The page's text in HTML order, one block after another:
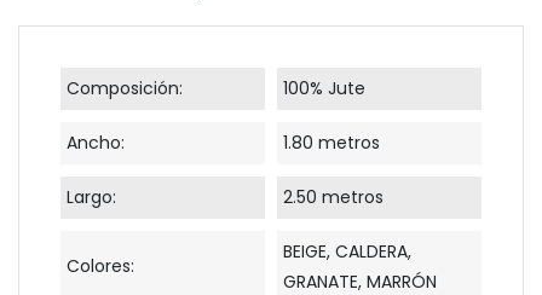
Composición: 100% Jute
Ancho: 1.80 metros
Largo: 2.50 metros
Colores:
BEIGE, CALDERA,
GRANATE, MARRÓN